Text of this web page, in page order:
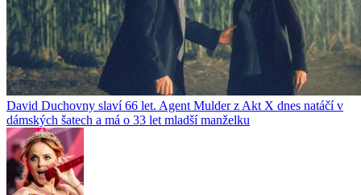
David Duchovny slaví 66 let. Agent Mulder z Akt X dnes natáčí v
dámských šatech a má o 33 let mladší manželku